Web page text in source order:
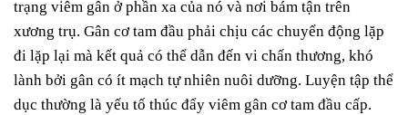
trạng viêm gân ở phần xa của nó và nơi bám tận trên
xương trụ. Gân cơ tam đầu phải chịu các chuyển động lặp
đi lặp lại mà kết quả có thể dẫn đến vi chấn thương, khó
lành bởi gân có ít mạch tự nhiên nuôi dưỡng. Luyện tập thể
dục thường là yếu tố thúc đẩy viêm gân cơ tam đầu cấp.